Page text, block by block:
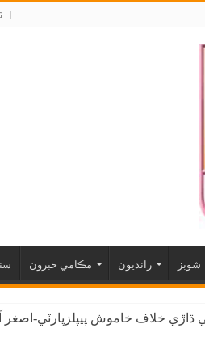
مڪامي خبرون رانديون شوبز
خلاف خاموش پيپلزپارٽي-اصغر